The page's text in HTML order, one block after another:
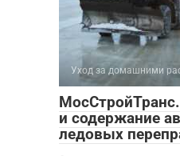
Уход за домашними
и содержание
ледовых